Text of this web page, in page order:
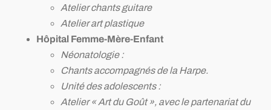
Atelier chants guitare
Atelier art plastique
Hôpital Femme-Mère-Enfant
Néonatologie :
Chants accompagnés de la Harpe.
Unité des adolescents :
Atelier « Art du Goût », avec le partenariat du